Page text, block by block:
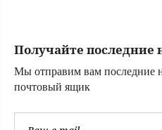
до 26 дней
Получайте последние
Мы отправим вам последние
почтовый ящик